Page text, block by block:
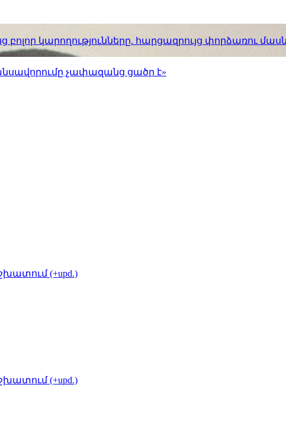
բոլոր կարողությունները. հարցազրույց փորձառու
չափազանց ցածր է»
(+upd.)
(+upd.)